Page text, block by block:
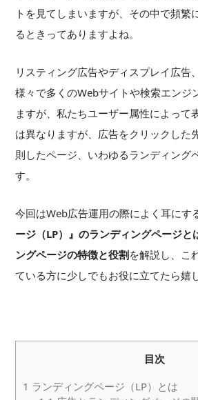
トを見てしまいますが、その中で頻繁
るときってありますよね。
リスティング広告やディスプレイ広告
様々で多くのWebサイトや検索エンジ
ますが、私たちユーザー属性によって
は異なりますが、広告をクリックした
則したページ、いわゆるランディング
す。
今回はWeb広告運用の際によく耳にす
ージ（LP）』のランディングページと
ングページの特徴と役割を解説し、こ
ている方に少しでもお役に立てたら嬉
目次
1 ランディングページ（LP）とは